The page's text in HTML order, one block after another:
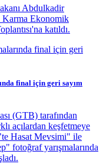
Abdulkadir
Ekonomik
katıldı.
final için geri sayım
(GTB) tarafından
açılardan keşfetmeye
Hasat Mevsimi" ile
fotoğraf yarışmalarında